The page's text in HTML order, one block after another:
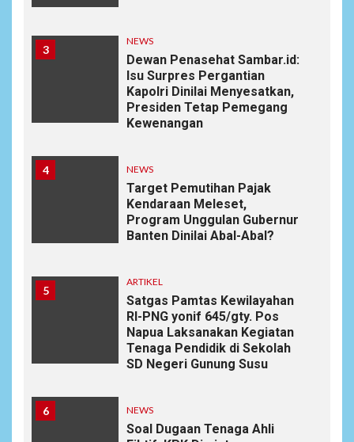
3
NEWS
Dewan Penasehat Sambar.id:
Isu Surpres Pergantian
Kapolri Dinilai Menyesatkan,
Presiden Tetap Pemegang
Kewenangan
4 NEWS
Target Pemutihan Pajak
Kendaraan Meleset,
Program Unggulan Gubernur
Banten Dinilai Abal-Abal?
5
ARTIKEL
Satgas Pamtas Kewilayahan
RI-PNG yonif 645/gty. Pos
Napua Laksanakan Kegiatan
Tenaga Pendidik di Sekolah
SD Negeri Gunung Susu
6 NEWS
Soal Dugaan Tenaga Ahli